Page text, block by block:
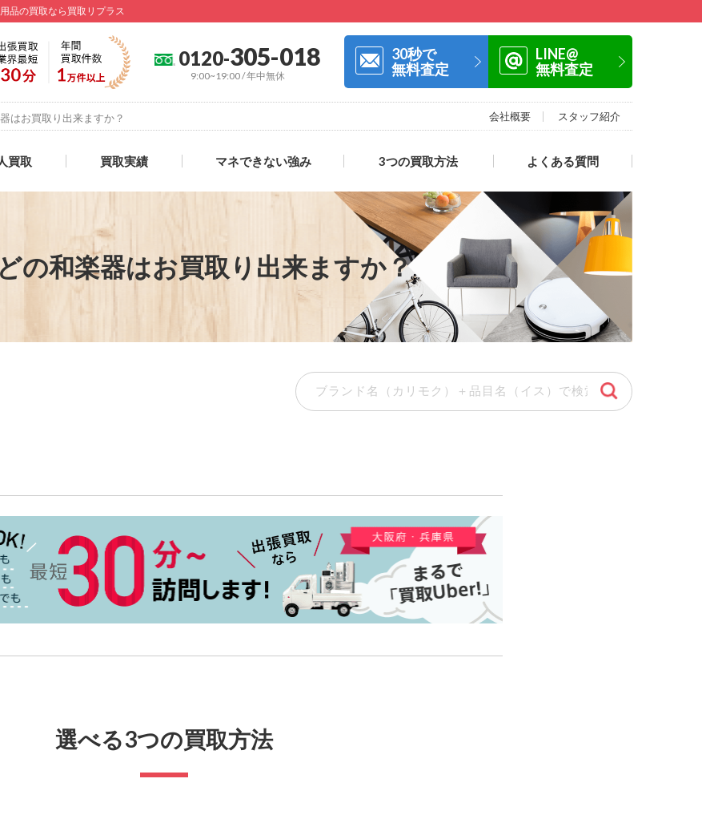
品の買取なら買取リプラス
0120-305-018
9:00~19:00 / 年中無休
30秒で
無料査定
LINE@
無料査定
はお買取り出来ますか？ 会社概要 スタッフ紹介
買取 買取実績 マネできない強み 3つの買取方法 よくある質問
の和楽器はお買取り出来ますか？
選べる3つの買取方法